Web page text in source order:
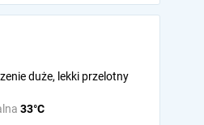
33°C
duże, lekki przelotny